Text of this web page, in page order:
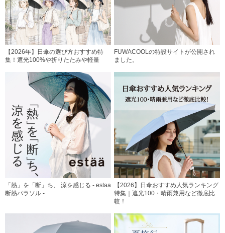
【2026年】日傘の選び方おすすめ特
集！遮光100%や折りたたみや軽量
FUWACOOLの特設サイトが公開され
ました。
「熱」を「断」ち、 涼を感じる - estaa
断熱パラソル -
【2026】日傘おすすめ人気ランキング
特集｜遮光100・晴雨兼用など徹底比
較！